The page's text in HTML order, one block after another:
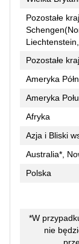
Pozostałe
Pozostałe
Ameryka
Ameryka
Afryka
Azja i Bliski
Australia*,
Polska
*W
nie